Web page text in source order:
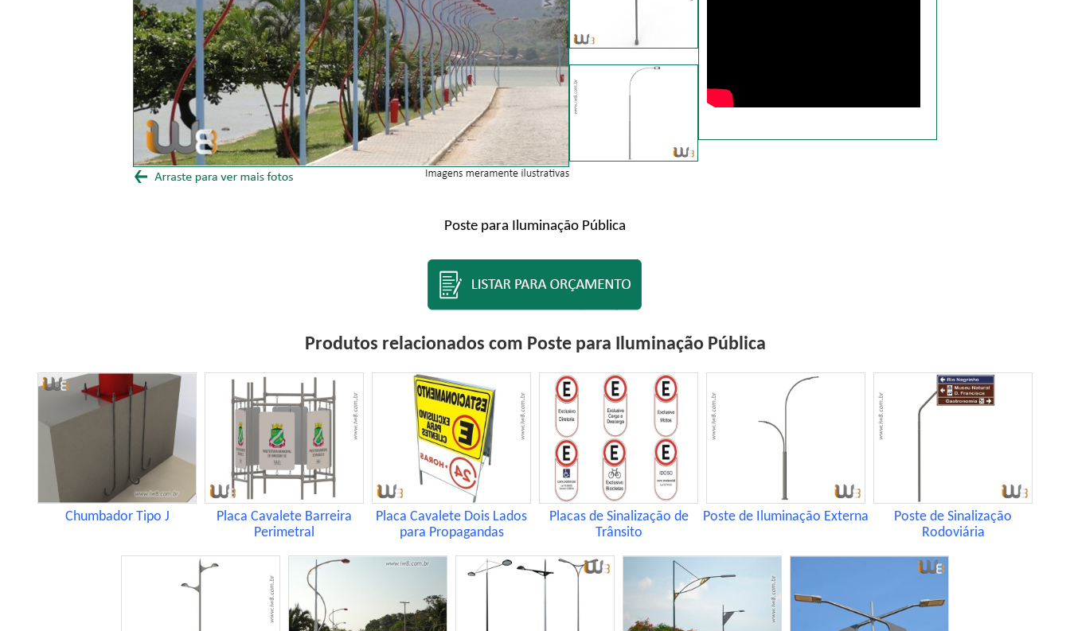
Poste para Iluminação Pública
Produtos relacionados com Poste para Iluminação Pública
Chumbador Tipo J
Placa Cavalete Barreira
Perimetral
Placa Cavalete Dois Lados
para Propagandas
Placas de Sinalização de
Trânsito
Poste de Iluminação Externa
Poste de Sinalização
Rodoviária